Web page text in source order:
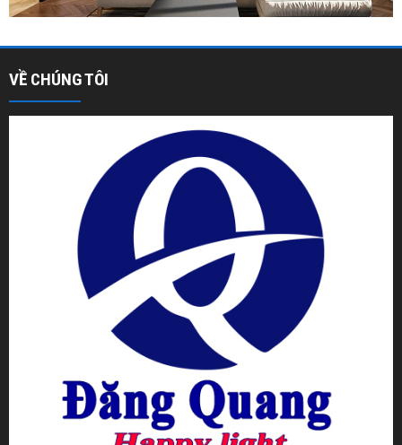
VỀ CHÚNG TÔI